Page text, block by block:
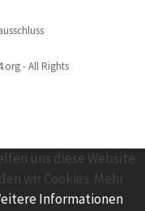
- All Rights
uns diese Website
wir Cookies. Mehr
Informationen